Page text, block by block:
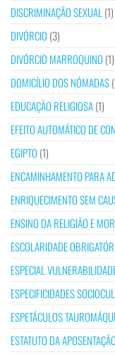
DISCRIMINAÇÃO SEXUAL (1)
DIVÓRCIO (3)
DIVÓRCIO MARROQUINO (1)
DOMICÍLIO DOS NÓMADAS
EDUCAÇÃO RELIGIOSA(1)
EFEITO AUTOMÁTICO DE
EGIPTO (1)
ENCAMINHAMENTO PARA
ENRIQUECIMENTO SEM
ENSINO DA RELIGIÃO E
ESCOLARIDADE
ESPECIAL
ESPECIFICIDADES
ESPETÁCULOS
ESTATUTO DA APOSENTAÇÃO